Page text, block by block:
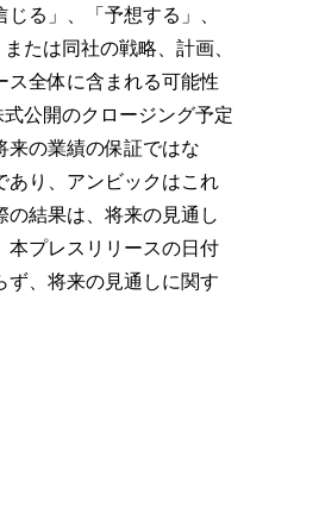
る」、「予想する」、
たは同社の戦略、計画、
全体に含まれる可能性
公開のクロージング予定
来の業績の保証ではな
あり、アンビックはこれ
結果は、将来の見通し
本プレスリリースの日付
、将来の見通しに関す